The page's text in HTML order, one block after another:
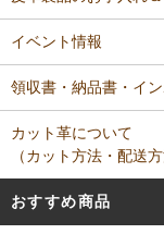
イベント情報
領収書・納品書・イ
カット革について
（カット方法・配送方
おすすめ商品